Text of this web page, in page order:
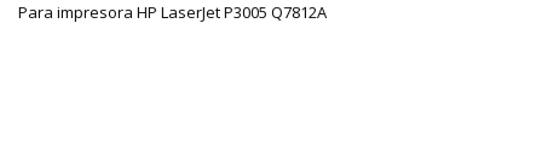
Para impresora HP LaserJet P3005 Q7812A